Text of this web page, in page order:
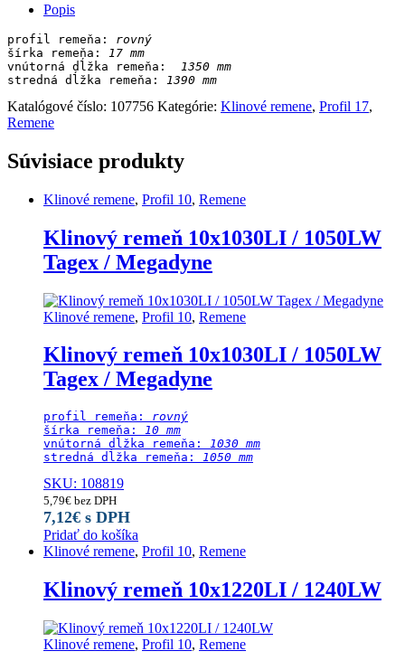
1390LW
quantity
Popis
profil remeňa: rovný
šírka remeňa:
17 mm
vnútorná dĺžka remeňa:
stredná dĺžka remeňa:
Katalógové číslo: 107756 Kategórie: Klinové remene, Profil 17,
Remene
Súvisiace produkty
Klinové remene, Profil 10, Remene
Klinový remeň 10x1030LI / 1050LW
Tagex / Megadyne
Klinové remene, Profil 10, Remene
Klinový remeň 10x1030LI / 1050LW
Tagex / Megadyne
profil remeňa: rovný
šírka remeňa: 10 mm
vnútorná dĺžka remeňa: 1030 mm
stredná dĺžka remeňa:
1050 mm
SKU: 108819
5,79€ bez DPH
7,12€ s DPH
Pridať do košíka
Klinové remene, Profil 10, Remene
Klinový remeň 10x1220LI / 1240LW
Klinové remene, Profil 10, Remene